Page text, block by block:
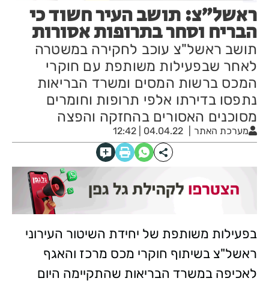
ראשל"צ: תושב העיר חשוד כי
הבריח וסחר בתרופות אסורות
תושב ראשל"צ עוכב לחקירה במשטרה
לאחר שבפעילות משותפת עם חוקרי
המכס ברשות המסים ומשרד הבריאות
נתפסו בדירתו אלפי תרופות וחומרים
מסוכנים האסורים בהחזקה והפצה
מערכת האתר 04.04.22 | 12:42
בפעילות משותפת של יחידת השיטור העירוני
ראשל"צ בשיתוף חוקרי מכס מרכז והאגף
לאכיפה במשרד הבריאות שהתקיימה היום